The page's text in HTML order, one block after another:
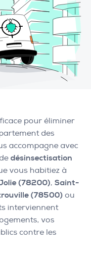
pour éliminer
des
accompagne avec
désinsectisation
vous habitiez à
(78200), Saint-
(78500) ou
interviennent
vos
contre les